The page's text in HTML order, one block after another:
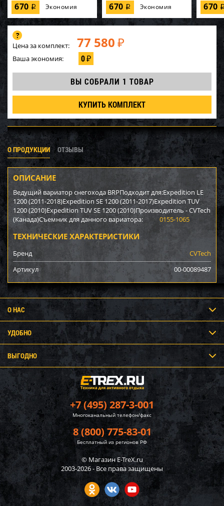
670 i Экономия 670 i Экономия 670
Цена за комплект: 77 580 ₽
Ваша экономия: 0₽
ВЫ СОБРАЛИ 1 ТОВАР
КУПИТЬ КОМПЛЕКТ
О ПРОДУКЦИИ ОТЗЫВЫ
ОПИСАНИЕ
Ведущий вариатор снегохода BRPПодходит для:Expedition LE
1200 (2011-2018)Expedition SE 1200 (2011-2017)Expedition TUV
1200 (2010)Expedition TUV SE 1200 (2010)Производитель - CVTech
(Канада)Съемник для данного вариатора:
0155-1065
ТЕХНИЧЕСКИЕ ХАРАКТЕРИСТИКИ
Бренд
CVTech
Артикул
00-00089487
+7 (495) 287-3-001
Многоканальный телефон/факс
8 (800) 775-83-01
Бесплатный из регионов РФ
© Магазин E-TreX.ru
2003-2026 - Все права защищены
О НАС
УДОБНО
ВЫГОДНО